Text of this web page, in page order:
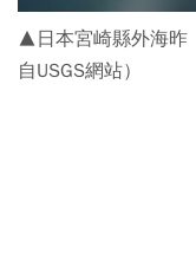
▲日本宮崎縣外海昨
自USGS網站）